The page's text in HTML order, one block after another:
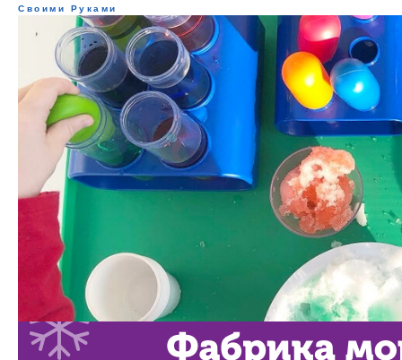
Своими Руками